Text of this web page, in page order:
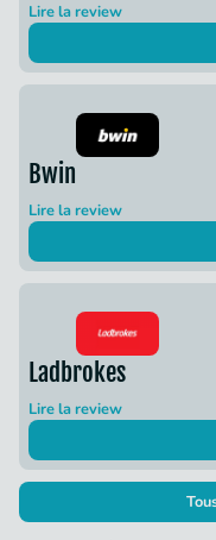
Lire la review
Bwin
Lire la review
Ladbrokes
Lire la review